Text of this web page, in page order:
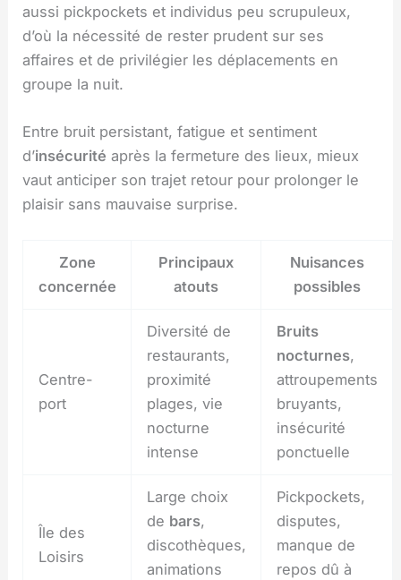
aussi pickpockets et individus peu scrupuleux,
d’où la nécessité de rester prudent sur ses
affaires et de privilégier les déplacements en
groupe la nuit.
Entre bruit persistant, fatigue et sentiment
d’insécurité après la fermeture des lieux, mieux
vaut anticiper son trajet retour pour prolonger le
plaisir sans mauvaise surprise.
Zone
concernée
Principaux
atouts
Nuisances
possibles
Centre-
port
Diversité de
restaurants,
proximité
plages, vie
nocturne
intense
Bruits
nocturnes,
attroupements
bruyants,
insécurité
ponctuelle
Île des
Loisirs
Large choix
de bars,
discothèques,
animations
Pickpockets,
disputes,
manque de
repos dû à